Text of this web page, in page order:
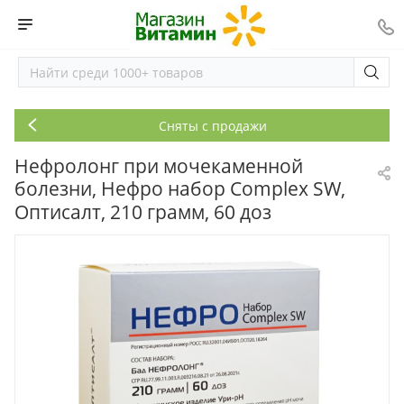
Сняты с продажи
Нефролонг при мочекаменной
болезни, Нефро набор Complex SW,
Оптисалт, 210 грамм, 60 доз